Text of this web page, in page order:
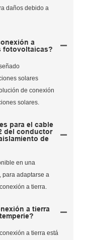
daños debido a
a
fotovoltaicas?
solares
de conexión
solares.
para el cable
del conductor
de
en una
para adaptarse a
a tierra.
a tierra
a tierra está